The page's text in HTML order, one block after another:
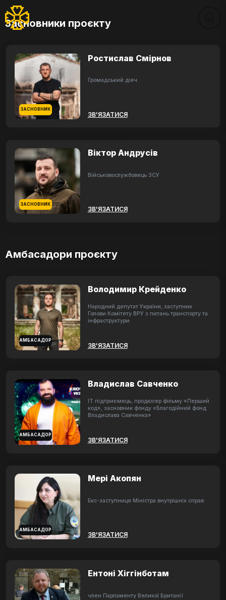
Засновники проєкту
ЗАСНОВНИК
Ростислав Смірнов
Громадський діяч
ЗВ'ЯЗАТИСЯ
ЗАСНОВНИК
Віктор Андрусів
Військовослужбовець ЗСУ
ЗВ'ЯЗАТИСЯ
Амбасадори проєкту
АМБАСАДОР
Володимир Крейденко
Народний депутат України, заступник
Голови Комітету ВРУ з питань транспорту та
інфраструктури
ЗВ'ЯЗАТИСЯ
АМБАСАДОР
Владислав Савченко
ІТ підприємець, продюсер фільму «Перший
код», засновник фонду «Благодійний фонд
Владислава Савченка»
ЗВ'ЯЗАТИСЯ
АМБАСАДОР
Мері Акопян
Екс-заступниця Міністра внутрішніх справ
ЗВ'ЯЗАТИСЯ
Ентоні Хіггінботам
член Парламенту Великої Британії